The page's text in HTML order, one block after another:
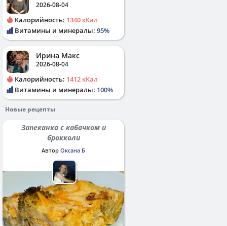
2026-08-04
Калорийность: 1340 кКал
Витамины и минералы: 95%
Ирина Макс
2026-08-04
Калорийность: 1412 кКал
Витамины и минералы: 100%
Новые рецепты
Запеканка с кабачком и
брокколи
Автор Оксана Б